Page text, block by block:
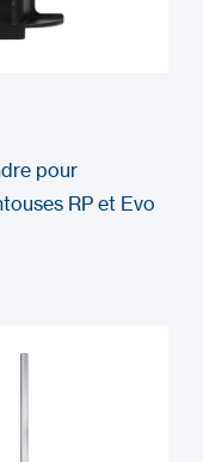
pour
RP et Evo